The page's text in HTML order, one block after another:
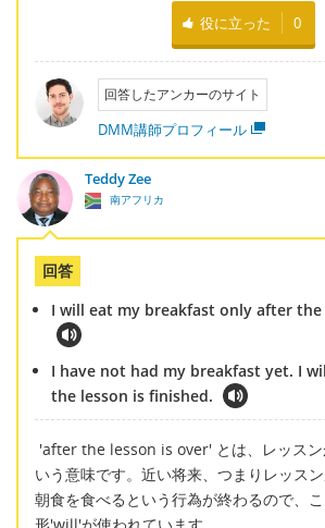
役に立った 0
回答したアンカーのサイト
DMM講師プロフィール
Teddy Zee
南アフリカ
回答
I will eat my breakfast only after the
I have not had my breakfast yet. I
the lesson is finished.
'after the lesson is over' とは、レッスン
いう意味です。近い将来、つまりレッスン
朝食を食べるという行為が終わるので、
形'will'が使われています。